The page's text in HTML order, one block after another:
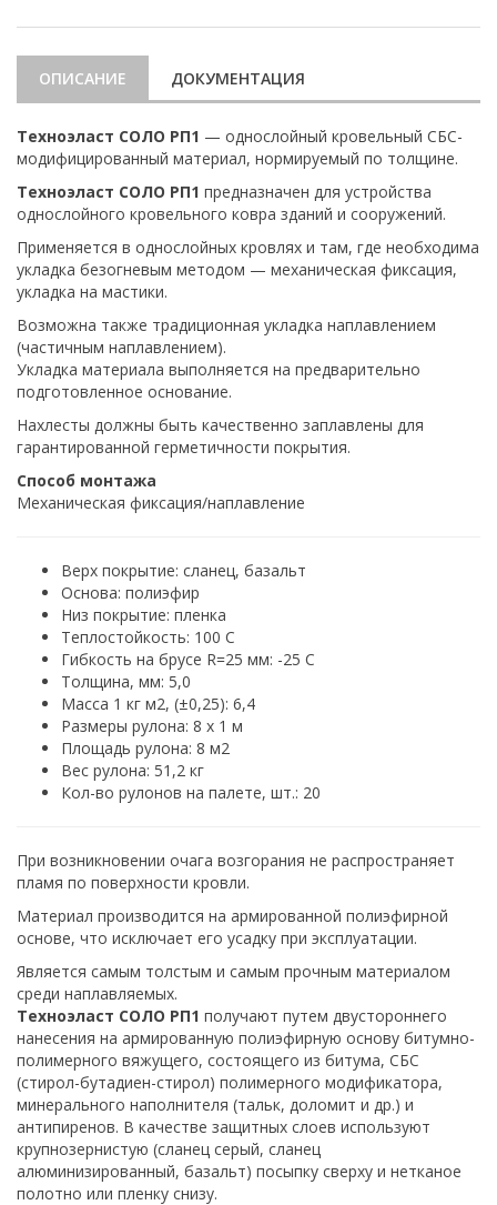
ОПИСАНИЕ ДОКУМЕНТАЦИЯ
Техноэласт СОЛО РП1 — однослойный кровельный СБС-
модифицированный материал, нормируемый по толщине.
Техноэласт СОЛО РП1 предназначен для устройства
однослойного кровельного ковра зданий и сооружений.
Применяется в однослойных кровлях и там, где необходима
укладка безогневым методом — механическая фиксация,
укладка на мастики.
Возможна также традиционная укладка наплавлением
(частичным наплавлением).
Укладка материала выполняется на предварительно
подготовленное основание.
Нахлесты должны быть качественно заплавлены для
гарантированной герметичности покрытия.
Способ монтажа
Механическая фиксация/наплавление
Верх покрытие: сланец, базальт
Основа: полиэфир
Низ покрытие: пленка
Теплостойкость: 100 С
Гибкость на брусе R=25 мм: -25 С
Толщина, мм: 5,0
Масса 1 кг м2, (±0,25): 6,4
Размеры рулона: 8 х 1 м
Площадь рулона: 8 м2
Вес рулона: 51,2 кг
Кол-во рулонов на палете, шт.: 20
При возникновении очага возгорания не распространяет
пламя по поверхности кровли.
Материал производится на армированной полиэфирной
основе, что исключает его усадку при эксплуатации.
Является самым толстым и самым прочным материалом
среди наплавляемых.
Техноэласт СОЛО РП1 получают путем двустороннего
нанесения на армированную полиэфирную основу битумно-
полимерного вяжущего, состоящего из битума, СБС
(стирол-бутадиен-стирол) полимерного модификатора,
минерального наполнителя (тальк, доломит и др.) и
антипиренов. В качестве защитных слоев используют
крупнозернистую (сланец серый, сланец
алюминизированный, базальт) посыпку сверху и нетканое
полотно или пленку снизу.